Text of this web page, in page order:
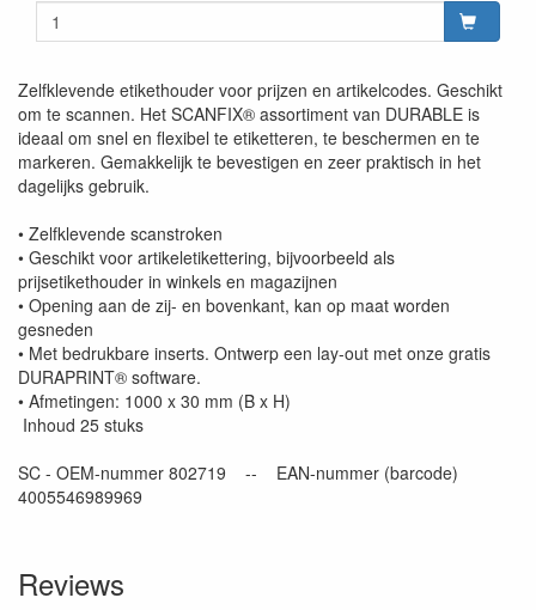
Zelfklevende etikethouder voor prijzen en artikelcodes. Geschikt
om te scannen. Het SCANFIX® assortiment van DURABLE is
ideaal om snel en flexibel te etiketteren, te beschermen en te
markeren. Gemakkelijk te bevestigen en zeer praktisch in het
dagelijks gebruik.
• Zelfklevende scanstroken
• Geschikt voor artikeletikettering, bijvoorbeeld als
prijsetikethouder in winkels en magazijnen
• Opening aan de zij- en bovenkant, kan op maat worden
gesneden
• Met bedrukbare inserts. Ontwerp een lay-out met onze gratis
DURAPRINT® software.
• Afmetingen: 1000 x 30 mm (B x H)
Inhoud 25 stuks
SC - OEM-nummer 802719 -- EAN-nummer (barcode)
4005546989969
Reviews